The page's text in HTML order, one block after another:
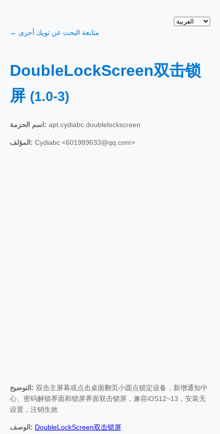
← متابعة البحث عن تويك أخرى
DoubleLockScreen双击锁
屏 (1.0-3)
اسم الحزمة: apt.cydiabc.doublelockscreen
المؤلف: Cydiabc <601989633@qq.com>
التوضيح: 双击主屏幕或点击桌面翻页小圆点锁定设备，新增通知中
心、密码解锁界面和锁屏界面双击锁屏，兼容iOS12~13，安装无
设置，注销生效
الوصف: DoubleLockScreen双击锁屏